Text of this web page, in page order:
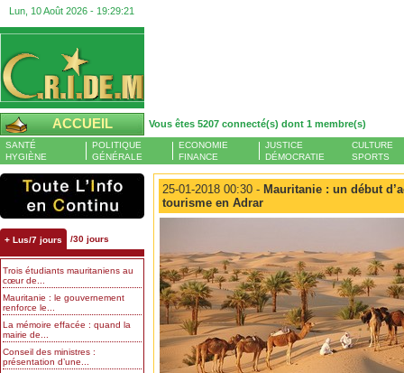
Lun, 10 Août 2026 - 19:29:22
ACCUEIL Vous êtes 5207 connecté(s) dont 1 membre(s)
SANTÉ
HYGIÈNE
POLITIQUE
GÉNÉRALE
ECONOMIE
FINANCE
JUSTICE
DÉMOCRATIE
CULTURE
SPORTS
+ Lus/7 jours /30 jours
Trois étudiants mauritaniens au
cœur de...
Mauritanie : le gouvernement
renforce le...
La mémoire effacée : quand la
mairie de...
Conseil des ministres :
présentation d’une...
25-01-2018 00:30 - Mauritanie : un début
tourisme en Adrar